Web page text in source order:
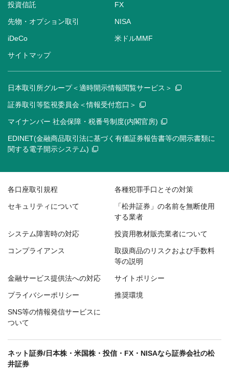
投資信託 FX
先物・オプション取引 NISA
iDeCo 米ドルMMF
サイトマップ
日本取引所グループ＜適時開示情報閲覧サービス＞
証券取引等監視委員会＜情報受付窓口＞
マイナンバー 社会保障・税番号制度(内閣官房)
EDINET(金融商品取引法に基づく有価証券報告書等の開示書類に
関する電子開示システム)
各口座取引規程 各種犯罪手口とその対策
セキュリティについて
「松井証券」の名前を無断使用
する業者
システム障害時の対応 投資用教材販売業者について
コンプライアンス
取扱商品のリスクおよび手数料
等の説明
金融サービス提供法への対応 サイトポリシー
プライバシーポリシー 推奨環境
SNS等の情報発信サービスに
ついて
ネット証券/日本株・米国株・投信・FX・NISAなら証券会社の松
井証券